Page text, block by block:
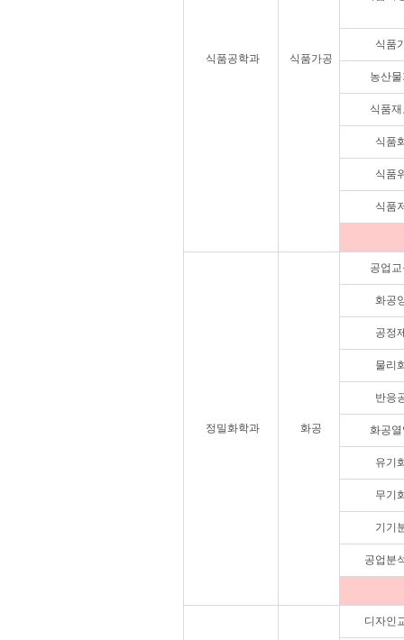
식품공학과 식품가공
식품
농산
식품
식품
식품
식품
정밀화학과 화공
공업
화공
공정
물리
반응
화공
유기
무기
기기
공업분
디자인